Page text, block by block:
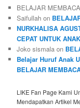
BELAJAR MEMBACA
Saifullah on
NURKHALISA
CEPAT UNTUK
Joko sismala on
Belajar Huruf Anak
BELAJAR
LIKE Fan Page Kami
Mendapatkan Artikel